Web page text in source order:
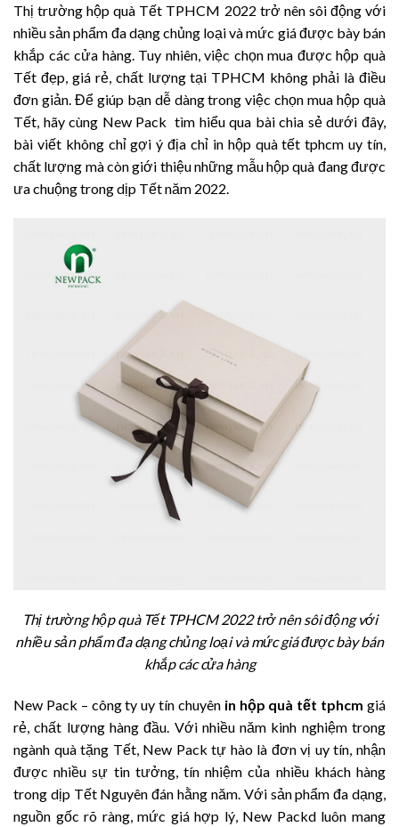
Thị trường hộp quà Tết TPHCM 2022 trở nên sôi động với
nhiều sản phẩm đa dạng chủng loại và mức giá được bày bán
khắp các cửa hàng. Tuy nhiên, việc chọn mua được hộp quà
Tết đẹp, giá rẻ, chất lượng tại TPHCM không phải là điều
đơn giản. Để giúp bạn dễ dàng trong việc chọn mua hộp quà
Tết, hãy cùng New Pack tìm hiểu qua bài chia sẻ dưới đây,
bài viết không chỉ gợi ý địa chỉ in hộp quà tết tphcm uy tín,
chất lượng mà còn giới thiệu những mẫu hộp quà đang được
ưa chuộng trong dịp Tết năm 2022.
Thị trường hộp quà Tết TPHCM 2022 trở nên sôi động với
nhiều sản phẩm đa dạng chủng loại và mức giá được bày bán
khắp các cửa hàng
New Pack – công ty uy tín chuyên in hộp quà tết tphcmgiá
rẻ, chất lượng hàng đầu. Với nhiều năm kinh nghiệm trong
ngành quà tặng Tết, New Pack tự hào là đơn vị uy tín, nhận
được nhiều sự tin tưởng, tín nhiệm của nhiều khách hàng
trong dịp Tết Nguyên đán hằng năm. Với sản phẩm đa dạng,
nguồn gốc rõ ràng, mức giá hợp lý, New Packd luôn mang